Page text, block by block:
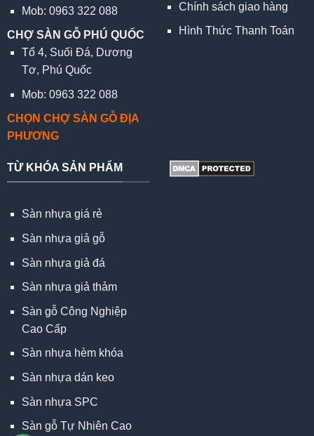
Mob: 0963 322 088
CHỢ SÀN GỖ PHÚ QUỐC
Tổ 4, Suối Đá, Dương
Tơ, Phú Quốc
Mob: 0963 322 088
CHỌN CHỢ SÀN GỖ ĐỊA
PHƯƠNG
Chính sách giao hàng
Hình Thức Thanh Toán
TỪ KHÓA SẢN PHẨM
Sàn nhựa giá rẻ
Sàn nhựa giả gỗ
Sàn nhựa giả đá
Sàn nhựa giả thảm
Sàn gỗ Công Nghiệp
Cao Cấp
Sàn nhựa hèm khóa
Sàn nhựa dán keo
Sàn nhựa SPC
Sàn gỗ Tự Nhiên Cao